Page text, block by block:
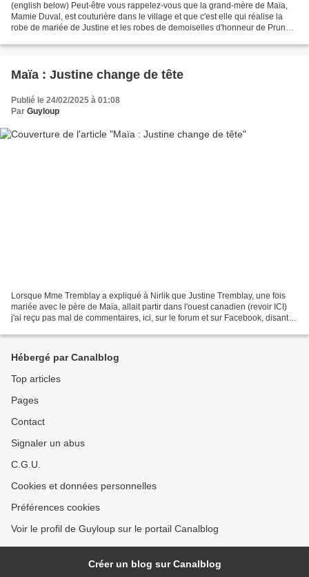
(english below) Peut-être vous rappelez-vous que la grand-mère de Maïa,
Mamie Duval, est couturière dans le village et que c'est elle qui réalise la
robe de mariée de Justine et les robes de demoiselles d'honneur de Prune
Maïa : Justine change de tête
Publié le 24/02/2025 à 01:08
Par Guyloup
Lorsque Mme Tremblay a expliqué à Nirlik que Justine Tremblay, une fois
mariée avec le père de Maïa, allait partir dans l'ouest canadien (revoir ICI)
j'ai reçu pas mal de commentaires, ici, sur le forum et sur Facebook, disant
Hébergé par Canalblog
Top articles
Pages
Contact
Signaler un abus
C.G.U.
Cookies et données personnelles
Préférences cookies
Voir le profil de Guyloup sur le portail Canalblog
Créer un blog sur Canalblog